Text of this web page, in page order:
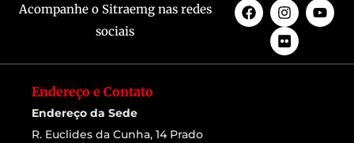
Acompanhe o Sitraemg nas redes
sociais
Endereço e Contato
Endereço da Sede
R. Euclides da Cunha, 14 Prado